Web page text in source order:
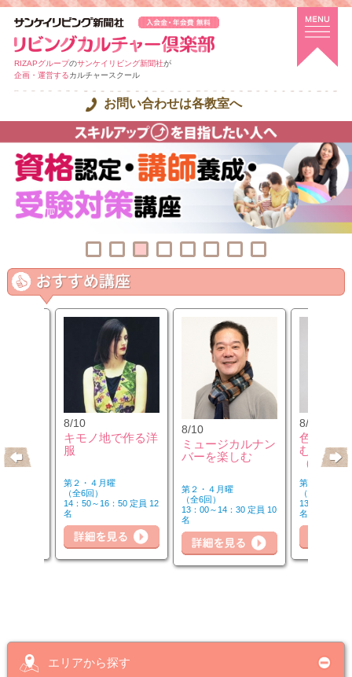
RIZAPグループのサンケイリビング新聞社が
企画・運営するカルチャースクール
お問い合わせは各教室へ
＆リ
8/10
キモノ地で作る洋
服
第２・４月曜
（全6回）
14：50～16：50 定員 12
名
8/10
ミュージカルナン
バーを楽しむ
第２・４月曜
（全6回）
13：00～14：30 定員 10
名
8/12
色のチカ
むカラー
（第2水
第２水曜
（全3回）
13：00～14
名
詳細を見る 詳細を見る
エリアから探す